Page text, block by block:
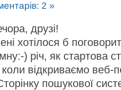
2 »
друзі!
хотілося б
) річ, як стартова
відкриваємо веб-
пошукової